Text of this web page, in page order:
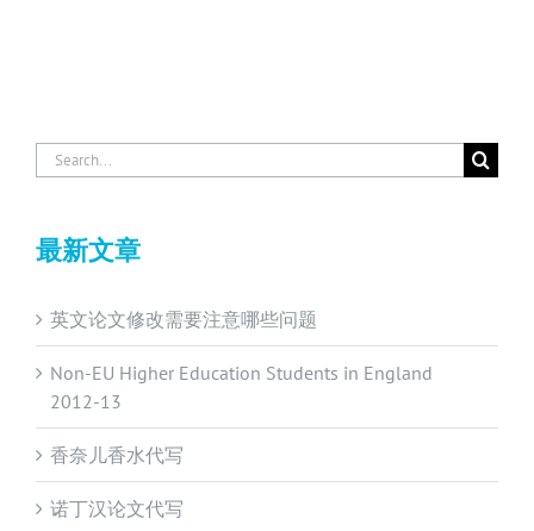
Search
for:
最新文章
英文论文修改需要注意哪些问题
Non-EU Higher Education Students in England
2012-13
香奈儿香水代写
诺丁汉论文代写